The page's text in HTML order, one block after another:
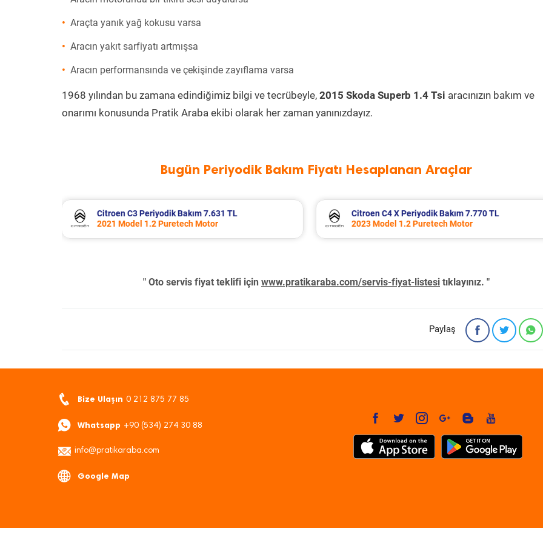
Araçta yanık yağ kokusu varsa
Aracın yakıt sarfiyatı artmışsa
Aracın performansında ve çekişinde zayıflama varsa
1968 yılından bu zamana edindiğimiz bilgi ve tecrübeyle, 2015 Skoda Superb 1.4 Tsi aracınızın bakım ve
onarımı konusunda Pratik Araba ekibi olarak her zaman yanınızdayız.
Bugün Periyodik Bakım Fiyatı Hesaplanan Araçlar
Citroen C4 X Periyodik Bakım 7.770 TL
2023 Model 1.2 Puretech Motor
Volkswagen T-Roc Periyodik Bakım 11.071
2025 Model 1.5 Tsi Motor
" Oto servis fiyat teklifi için www.pratikaraba.com/servis-fiyat-listesi tıklayınız. "
Paylaş
Bize Ulaşın 0 212 875 77 85
Whatsapp +90 (534) 274 30 88
info@pratikaraba.com
Google Map